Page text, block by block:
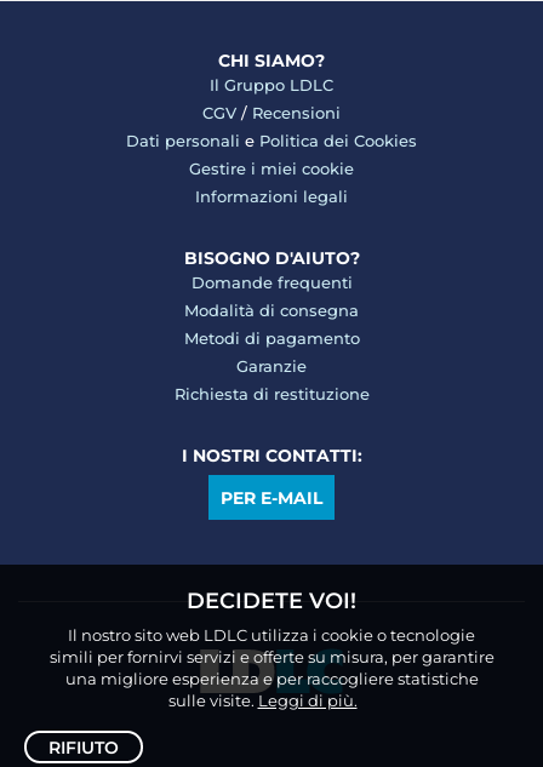
CHI SIAMO?
Il Gruppo LDLC
CGV / Recensioni
Dati personali e Politica dei Cookies
Gestire i miei cookie
Informazioni legali
BISOGNO D'AIUTO?
Domande frequenti
Modalità di consegna
Metodi di pagamento
Garanzie
Richiesta di restituzione
I NOSTRI CONTATTI:
PER E-MAIL
DECIDETE VOI!
Il nostro sito web LDLC utilizza i cookie o tecnologie
simili per fornirvi servizi e offerte su misura, per garantire
una migliore esperienza e per raccogliere statistiche
sulle visite. Leggi di più.
RIFIUTO